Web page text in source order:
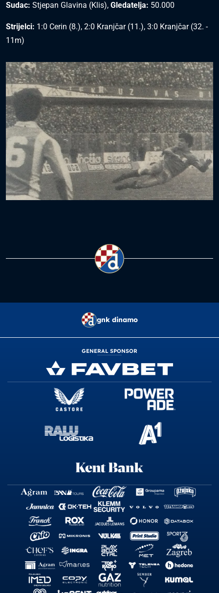
Sudac: Stjepan Glavina (Klis), Gledatelja: 50.000
Strijelci: 1:0 Cerin (8.), 2:0 Kranjčar (11.), 3:0 Kranjčar (32. -
11m)
gnk dinamo
GENERAL SPONSOR